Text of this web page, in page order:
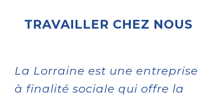
TRAVAILLER CHEZ NOUS
La Lorraine est une entreprise
à finalité sociale qui offre la